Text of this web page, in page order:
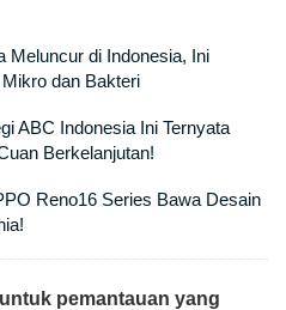
Meluncur di Indonesia, Ini
dan Bakteri
ABC Indonesia Ini Ternyata
Berkelanjutan!
Reno16 Series Bawa Desain
pemantauan yang